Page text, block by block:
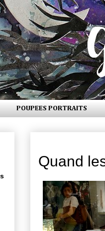
POUPEES PORTRAITS
Quand